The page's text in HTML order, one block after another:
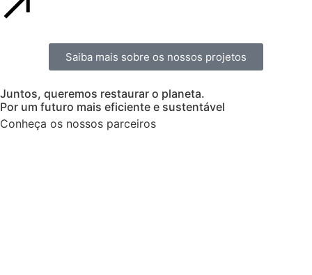
Saiba mais sobre os nossos projetos
Juntos, queremos restaurar o planeta.
Por um futuro mais eficiente e sustentável
Conheça os nossos parceiros